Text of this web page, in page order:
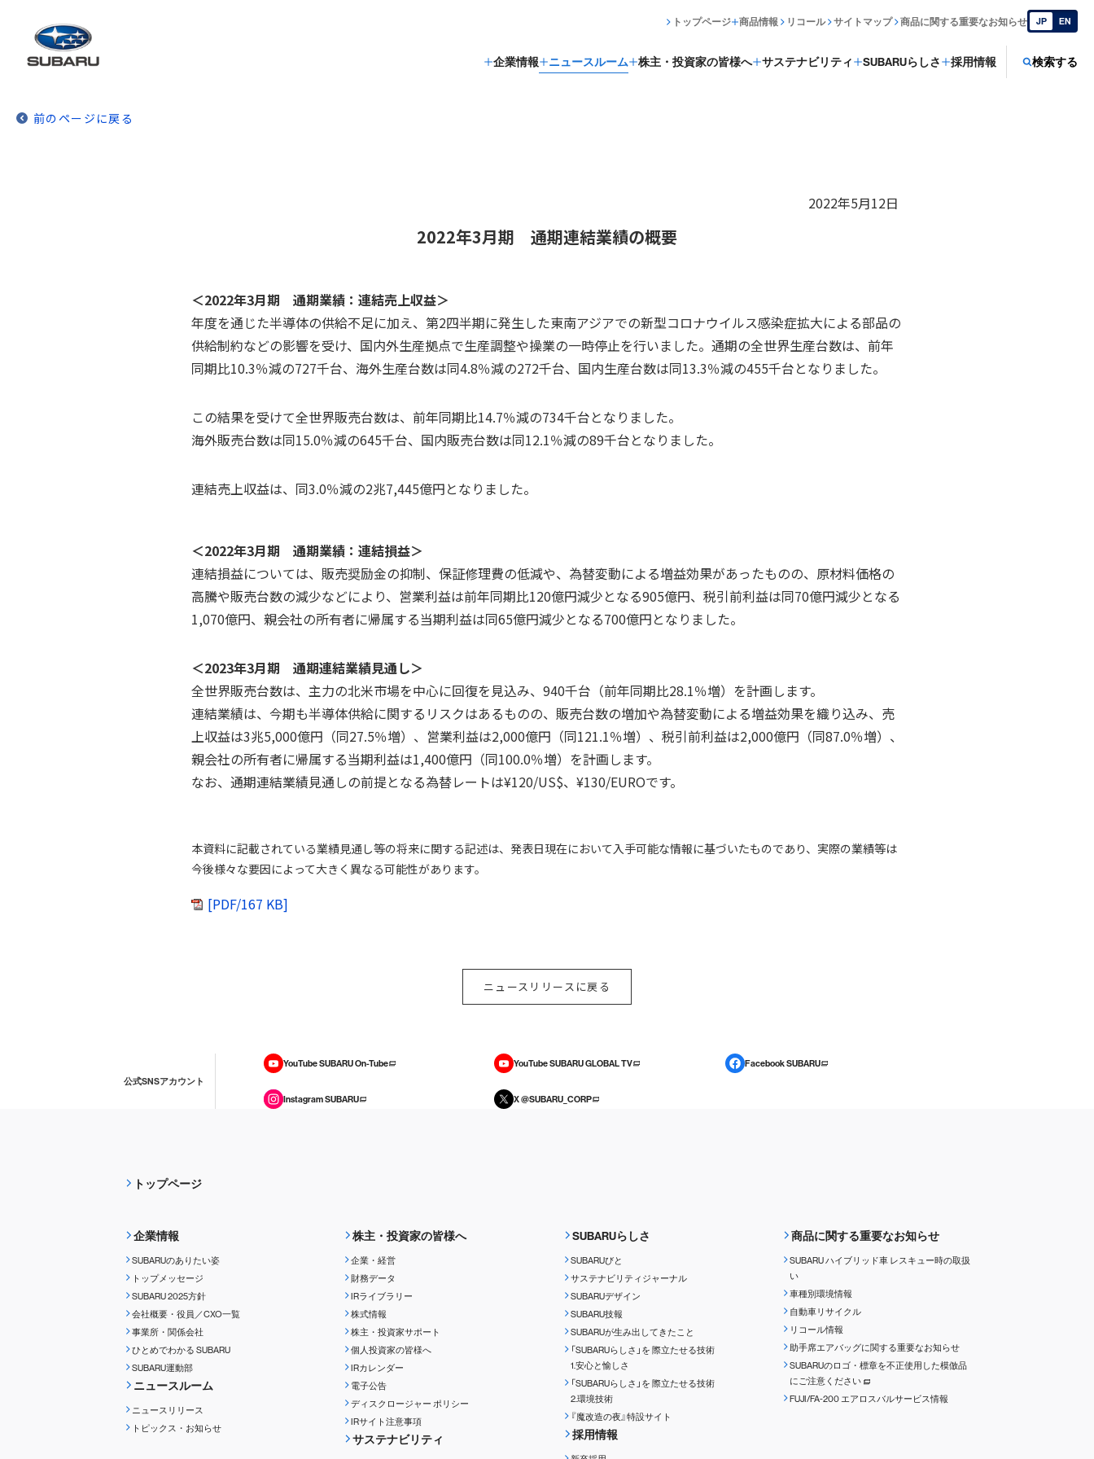
企業情報 ニュースルーム 株主・投資家の皆様へ サステナビリティ SUBARUらしさ 採用情報 検索する
トップページ 商品情報 リコール サイトマップ 商品に関する重要なお知らせ JP EN
前のページに戻る
2022年5月12日
2022年3月期 通期連結業績の概要
＜2022年3月期 通期業績：連結売上収益＞
年度を通じた半導体の供給不足に加え、第2四半期に発生した東南アジアでの新型コロナウイルス感染症拡大による部品の
供給制約などの影響を受け、国内外生産拠点で生産調整や操業の一時停止を行いました。通期の全世界生産台数は、前年
同期比10.3％減の727千台、海外生産台数は同4.8％減の272千台、国内生産台数は同13.3％減の455千台となりました。
この結果を受けて全世界販売台数は、前年同期比14.7％減の734千台となりました。
海外販売台数は同15.0％減の645千台、国内販売台数は同12.1％減の89千台となりました。
連結売上収益は、同3.0％減の2兆7,445億円となりました。
＜2022年3月期 通期業績：連結損益＞
連結損益については、販売奨励金の抑制、保証修理費の低減や、為替変動による増益効果があったものの、原材料価格の
高騰や販売台数の減少などにより、営業利益は前年同期比120億円減少となる905億円、税引前利益は同70億円減少となる
1,070億円、親会社の所有者に帰属する当期利益は同65億円減少となる700億円となりました。
＜2023年3月期 通期連結業績見通し＞
全世界販売台数は、主力の北米市場を中心に回復を見込み、940千台（前年同期比28.1％増）を計画します。
連結業績は、今期も半導体供給に関するリスクはあるものの、販売台数の増加や為替変動による増益効果を織り込み、売
上収益は3兆5,000億円（同27.5％増）、営業利益は2,000億円（同121.1％増）、税引前利益は2,000億円（同87.0％増）、
親会社の所有者に帰属する当期利益は1,400億円（同100.0％増）を計画します。
なお、通期連結業績見通しの前提となる為替レートは¥120/US$、¥130/EUROです。
本資料に記載されている業績見通し等の将来に関する記述は、発表日現在において入手可能な情報に基づいたものであり、実際の業績等は
今後様々な要因によって大きく異なる可能性があります。
[PDF/167 KB]
ニュースリリースに戻る
公式SNSアカウント
YouTube SUBARU On-Tube YouTube SUBARU GLOBAL TV Facebook SUBARU
Instagram SUBARU X @SUBARU_CORP
トップページ
企業情報
SUBARUのありたい姿
トップメッセージ
SUBARU 2025方針
会社概要・役員／CXO一覧
事業所・関係会社
ひとめでわかる SUBARU
SUBARU運動部
ニュースルーム
ニュースリリース
トピックス・お知らせ
株主・投資家の皆様へ
企業・経営
財務データ
IRライブラリー
株式情報
株主・投資家サポート
個人投資家の皆様へ
IRカレンダー
電子公告
ディスクロージャーポリシー
IRサイト注意事項
サステナビリティ
SUBARUらしさ
SUBARUびと
サステナビリティジャーナル
SUBARUデザイン
SUBARU技報
SUBARUが生み出してきたこと
「SUBARUらしさ」を 際立たせる技術
1.安心と愉しさ
「SUBARUらしさ」を 際立たせる技術
2.環境技術
『魔改造の夜』特設サイト
採用情報
商品に関する重要なお知らせ
SUBARU ハイブリッド車 レスキュー時の取扱
い
車種別環境情報
自動車リサイクル
リコール情報
助手席エアバッグに関する重要なお知らせ
SUBARUのロゴ・標章を不正使用した模倣品
にご注意ください
FUJI/FA-200 エアロスバルサービス情報